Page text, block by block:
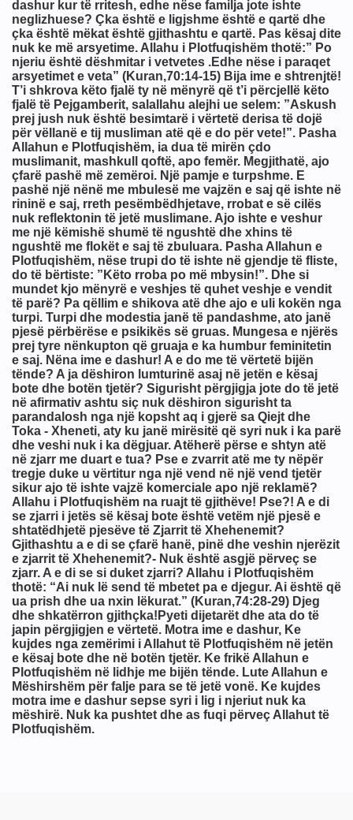
dashur kur të rritesh, edhe nëse familja jote ishte
neglizhuese? Çka është e ligjshme është e qartë dhe
çka është mëkat është gjithashtu e qartë. Pas kësaj dite
nuk ke më arsyetime. Allahu i Plotfuqishëm thotë:” Po
njeriu është dëshmitar i vetvetes .Edhe nëse i paraqet
arsyetimet e veta” (Kuran,70:14-15) Bija ime e shtrenjtë!
T’i shkrova këto fjalë ty në mënyrë që t’i përcjellë këto
fjalë të Pejgamberit, salallahu alejhi ue selem: ”Askush
prej jush nuk është besimtarë i vërtetë derisa të dojë
për vëllanë e tij musliman atë që e do për vete!”. Pasha
Allahun e Plotfuqishëm, ia dua të mirën çdo
muslimanit, mashkull qoftë, apo femër. Megjithatë, ajo
çfarë pashë më zemëroi. Një pamje e turpshme. E
pashë një nënë me mbulesë me vajzën e saj që ishte në
rininë e saj, rreth pesëmbëdhjetave, rrobat e së cilës
nuk reflektonin të jetë muslimane. Ajo ishte e veshur
me një këmishë shumë të ngushtë dhe xhins të
ngushtë me flokët e saj të zbuluara. Pasha Allahun e
Plotfuqishëm, nëse trupi do të ishte në gjendje të fliste,
do të bërtiste: ”Këto rroba po më mbysin!”. Dhe si
mundet kjo mënyrë e veshjes të quhet veshje e vendit
të parë? Pa qëllim e shikova atë dhe ajo e uli kokën nga
turpi. Turpi dhe modestia janë të pandashme, ato janë
pjesë përbërëse e psikikës së gruas. Mungesa e njërës
prej tyre nënkupton që gruaja e ka humbur feminitetin
e saj. Nëna ime e dashur! A e do me të vërtetë bijën
tënde? A ja dëshiron lumturinë asaj në jetën e kësaj
bote dhe botën tjetër? Sigurisht përgjigja jote do të jetë
në afirmativ ashtu siç nuk dëshiron sigurisht ta
parandalosh nga një kopsht aq i gjerë sa Qiejt dhe
Toka - Xheneti, aty ku janë mirësitë që syri nuk i ka parë
dhe veshi nuk i ka dëgjuar. Atëherë përse e shtyn atë
në zjarr me duart e tua? Pse e zvarrit atë me ty nëpër
tregje duke u vërtitur nga një vend në një vend tjetër
sikur ajo të ishte vajzë komerciale apo një reklamë?
Allahu i Plotfuqishëm na ruajt të gjithëve! Pse?! A e di
se zjarri i jetës së kësaj bote është vetëm një pjesë e
shtatëdhjetë pjesëve të Zjarrit të Xhehenemit?
Gjithashtu a e di se çfarë hanë, pinë dhe veshin njerëzit
e zjarrit të Xhehenemit?- Nuk është asgjë përveç se
zjarr. A e di se si duket zjarri? Allahu i Plotfuqishëm
thotë: “Ai nuk lë send të mbetet pa e djegur. Ai është që
ua prish dhe ua nxin lëkurat.” (Kuran,74:28-29) Djeg
dhe shkatërron gjithçka!Pyeti dijetarët dhe ata do të
japin përgjigjen e vërtetë. Motra ime e dashur, Ke
kujdes nga zemërimi i Allahut të Plotfuqishëm në jetën
e kësaj bote dhe në botën tjetër. Ke frikë Allahun e
Plotfuqishëm në lidhje me bijën tënde. Lute Allahun e
Mëshirshëm për falje para se të jetë vonë. Ke kujdes
motra ime e dashur sepse syri i lig i njeriut nuk ka
mëshirë. Nuk ka pushtet dhe as fuqi përveç Allahut të
Plotfuqishëm.
LUFTËN, LIRINË
Ajnshtajn
gje